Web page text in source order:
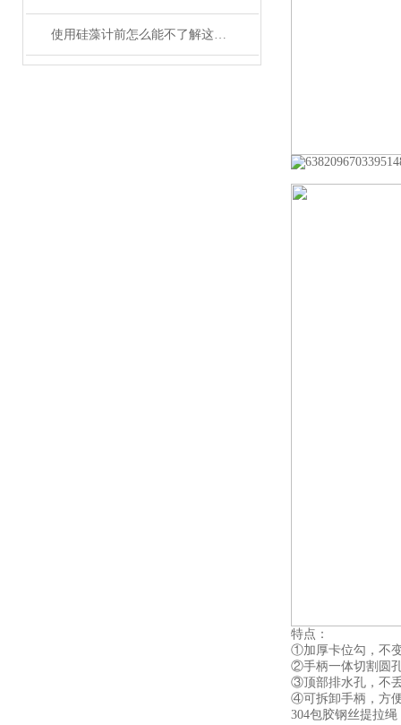
使用硅藻计前怎么能不了解这些！
特点：
①加厚卡位勾，不
②手柄一体切割圆
③顶部排水孔，不
④可拆卸手柄，方
304包胶钢丝提拉